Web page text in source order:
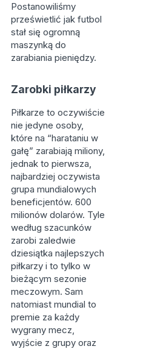
Postanowiliśmy
prześwietlić jak futbol
stał się ogromną
maszynką do
zarabiania pieniędzy.
Zarobki piłkarzy
Piłkarze to oczywiście
nie jedyne osoby,
które na “harataniu w
gałę” zarabiają miliony,
jednak to pierwsza,
najbardziej oczywista
grupa mundialowych
beneficjentów. 600
milionów dolarów. Tyle
według szacunków
zarobi zaledwie
dziesiątka najlepszych
piłkarzy i to tylko w
bieżącym sezonie
meczowym. Sam
natomiast mundial to
premie za każdy
wygrany mecz,
wyjście z grupy oraz